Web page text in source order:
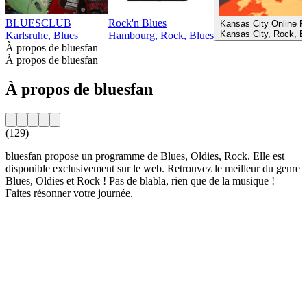
BLUESCLUB
Karlsruhe, Blues
Rock'n Blues
Hambourg, Rock, Blues
Kansas City Online
Kansas City, Rock,
À propos de bluesfan
À propos de bluesfan
À propos de bluesfan
(129)
bluesfan propose un programme de Blues, Oldies, Rock. Elle est
disponible exclusivement sur le web. Retrouvez le meilleur du genre
Blues, Oldies et Rock ! Pas de blabla, rien que de la musique !
Faites résonner votre journée.